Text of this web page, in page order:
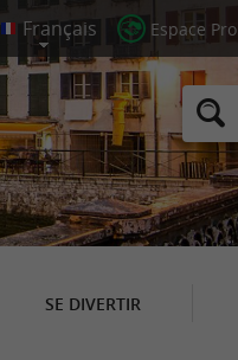
Espace Pro
SE DIVERTIR